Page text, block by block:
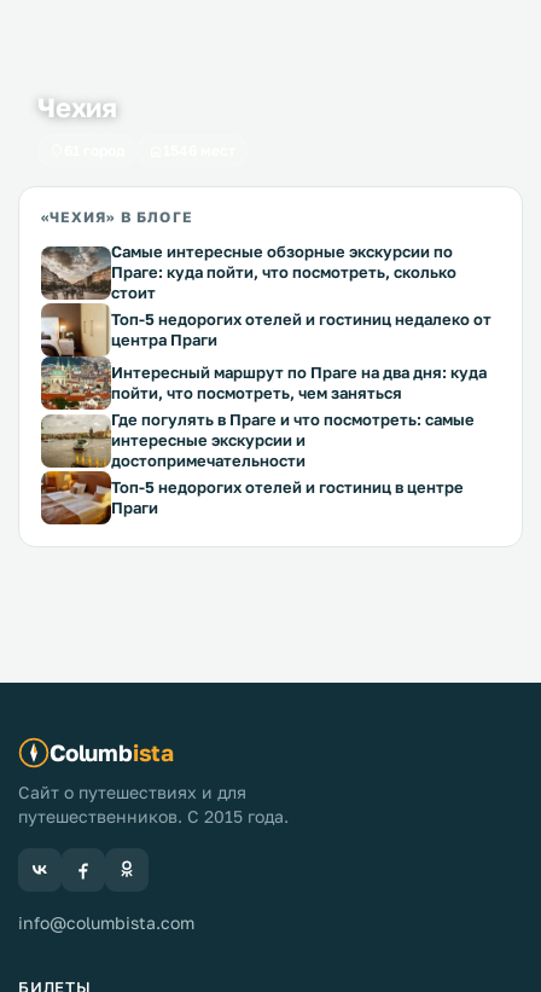
Чехия
«ЧЕХИЯ» В БЛОГЕ
Самые интересные обзорные экскурсии по
Праге: куда пойти, что посмотреть, сколько
стоит
Топ-5 недорогих отелей и гостиниц недалеко от
центра Праги
Интересный маршрут по Праге на два дня: куда
пойти, что посмотреть, чем заняться
Где погулять в Праге и что посмотреть: самые
интересные экскурсии и
достопримечательности
Топ-5 недорогих отелей и гостиниц в центре
Праги
Columbista
Сайт о путешествиях и для
путешественников. С 2015 года.
info@columbista.com
БИЛЕТЫ